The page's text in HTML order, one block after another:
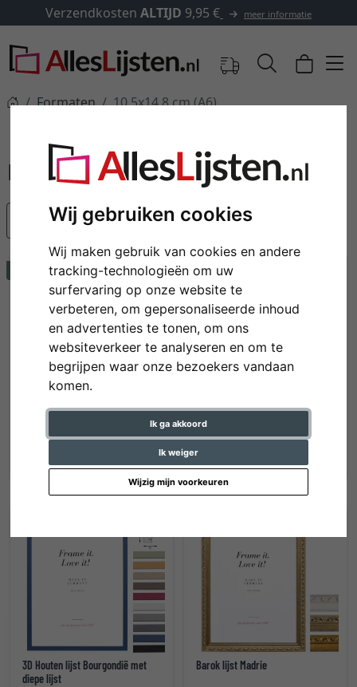
Wij gebruiken cookies
Wij maken gebruik van cookies en andere
tracking-technologieën om uw
surfervaring op onze website te
verbeteren, om gepersonaliseerde inhoud
en advertenties te tonen, om ons
websiteverkeer te analyseren en om te
begrijpen waar onze bezoekers vandaan
komen.
Ik ga akkoord
Ik weiger
Wijzig mijn voorkeuren
VerzendkostenALTIJD9,95 € meer informatie
Formaten 10,5x14,8 cm (A6)
Populariteit
Massief houten lijst Uppsala
vanaf € 9,90 *
Kunststof lijst ART
vanaf € 13,00 *
Tip
3D Houten lijst Bourgondië met
diepe lijst
Barok lijst Madrie